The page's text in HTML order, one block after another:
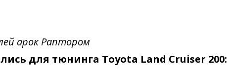
арок Раптором
для тюнинга Toyota Land Cruiser 200: